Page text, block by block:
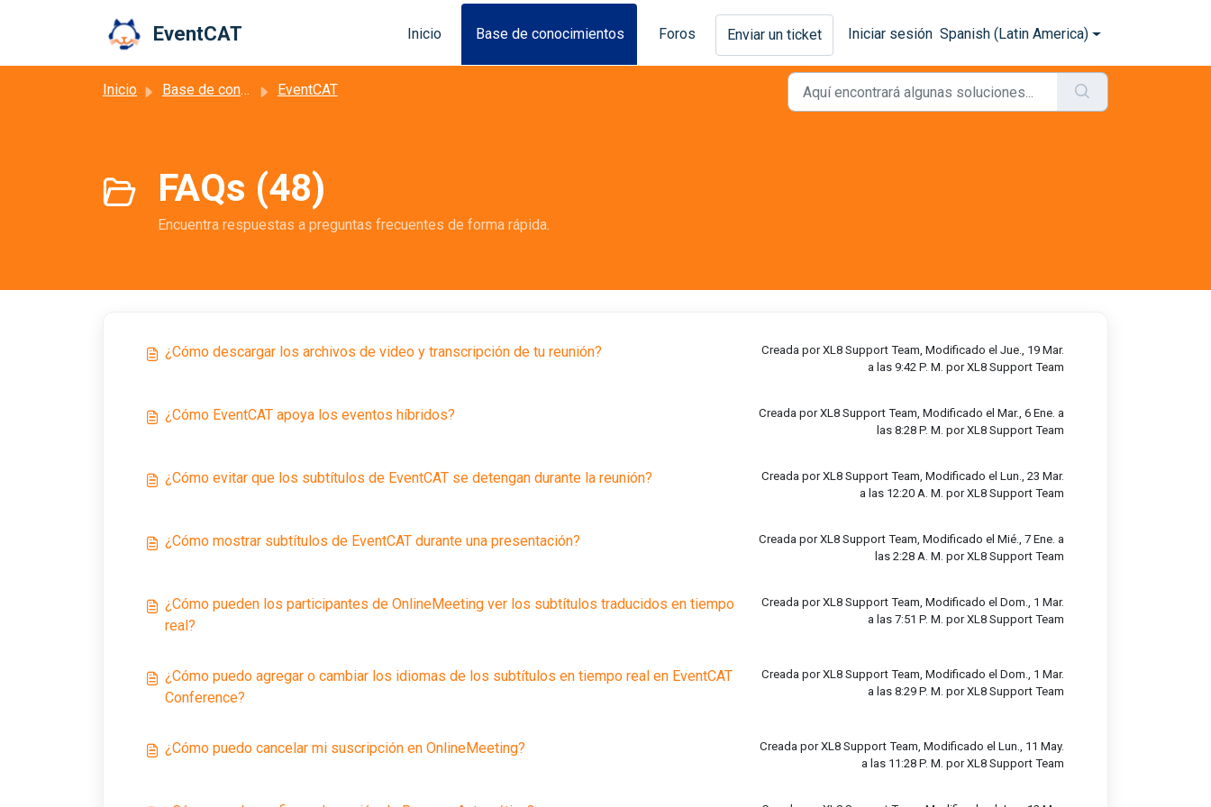
EventCAT Inicio Base de conocimientos Foros Enviar un ticket Iniciar sesión Spanish (Latin America)
Inicio Base de conocimientos EventCAT
FAQs (48)
Encuentra respuestas a preguntas frecuentes de forma rápida.
¿Cómo descargar los archivos de video y transcripción de tu reunión?
Creada por XL8 Support Team, Modificado el Jue., 19 Mar.
a las 9:42 P. M. por XL8 Support Team
¿Cómo EventCAT apoya los eventos híbridos?
Creada por XL8 Support Team, Modificado el Mar., 6 Ene. a
las 8:28 P. M. por XL8 Support Team
¿Cómo evitar que los subtítulos de EventCAT se detengan durante la reunión?
Creada por XL8 Support Team, Modificado el Lun., 23 Mar.
a las 12:20 A. M. por XL8 Support Team
¿Cómo mostrar subtítulos de EventCAT durante una presentación?
Creada por XL8 Support Team, Modificado el Mié., 7 Ene. a
las 2:28 A. M. por XL8 Support Team
¿Cómo pueden los participantes de OnlineMeeting ver los subtítulos traducidos en tiempo
real?
Creada por XL8 Support Team, Modificado el Dom., 1 Mar.
a las 7:51 P. M. por XL8 Support Team
¿Cómo puedo agregar o cambiar los idiomas de los subtítulos en tiempo real en EventCAT
Conference?
Creada por XL8 Support Team, Modificado el Dom., 1 Mar.
a las 8:29 P. M. por XL8 Support Team
¿Cómo puedo cancelar mi suscripción en OnlineMeeting?
Creada por XL8 Support Team, Modificado el Lun., 11 May.
a las 11:28 P. M. por XL8 Support Team